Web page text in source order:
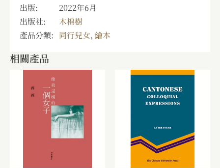
出版:
2022年6月
出版社:
木棉樹
產品分類: 同行兒女, 繪本
相關產品